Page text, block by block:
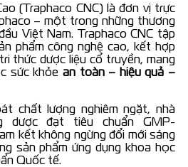
(Traphaco CNC) là đơn vị trực
– một trong những thương
Việt Nam. Traphaco CNC tập
phẩm công nghệ cao, kết hợp
thức dược liệu cổ truyền, mang
sức khỏean toàn – hiệu quả –
chất lượng nghiêm ngặt, nhà
dược đạt tiêu chuẩn GMP-
kết không ngừng đổi mới sáng
sản phẩm ứng dụng khoa học
Quốc tế.